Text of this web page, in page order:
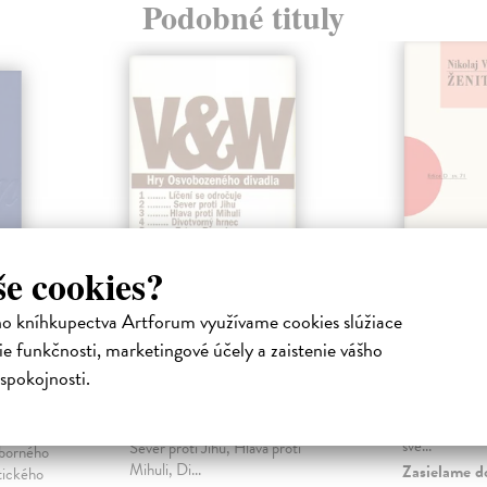
cookies?
kníhkupectva Artforum využívame cookies slúžiace
funkčnosti, marketingové účely a zaistenie vášho
Podobné tituly
Hry Osvobozeného
divadla
Sever proti Jihu, Hlava proti
Mihuli, Di...
Ženitba
Slavná
své...
Zasielame